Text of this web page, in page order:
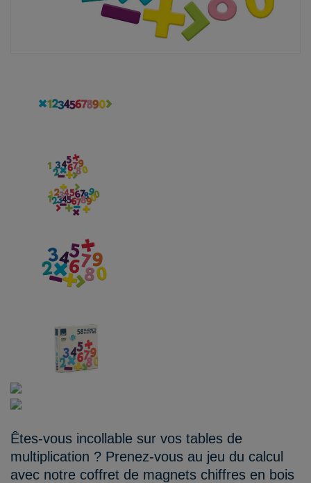
Êtes-vous incollable sur vos tables de
multiplication ? Prenez-vous au jeu du calcul
avec notre coffret de magnets chiffres en bois